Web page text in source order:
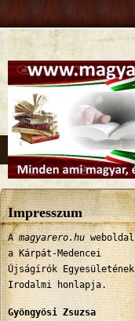
Impresszum
A magyarero.hu weboldal
a Kárpát-Medencei
Újságírók Egyesületének
Irodalmi honlapja.
Gyöngyösi Zsuzsa